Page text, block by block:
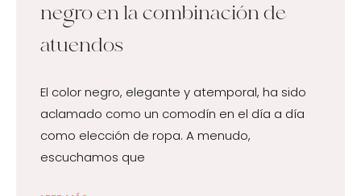
negro en la combinación de
atuendos
El color negro, elegante y atemporal, ha sido
aclamado como un comodín en el día a día
como elección de ropa. A menudo,
escuchamos que